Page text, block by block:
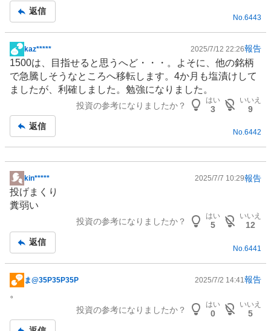
返信
No. 6443
掲
示
板
記
kaz***** 2025/7/12 22:26報告
1500は、目指せると思うへど・・・。よそに、他の銘柄
で急騰しそうなところへ移転します。4か月も塩漬けして
ましたが、利確しました。勉強になりました。
投資の参考になりましたか？
はい
3
いいえ
9
返信
No.6442
掲
示
板
kin***** 2025/7/7 10:29報告
投げまくり
糞弱い
投資の参考になりましたか？
はい
5
いいえ
12
返信
No. 6441
掲
示
ま@35P35P35P 2025/7/2 14:41 報告
。
投資の参考になりましたか？
はい
0
いいえ
5